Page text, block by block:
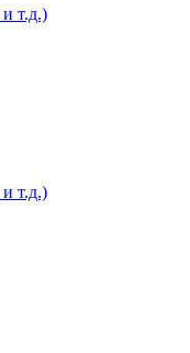
т.д.)
т.д.)